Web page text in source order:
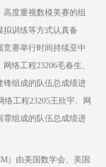
度重视数模美赛的组
拟训练等方式认真备
赛举行时间持续至中
络工程23206毛春生、
锋组成的队伍总成绩进
工程23205王欣宇、网
霏组成的队伍总成绩进
）由美国数学会、美国